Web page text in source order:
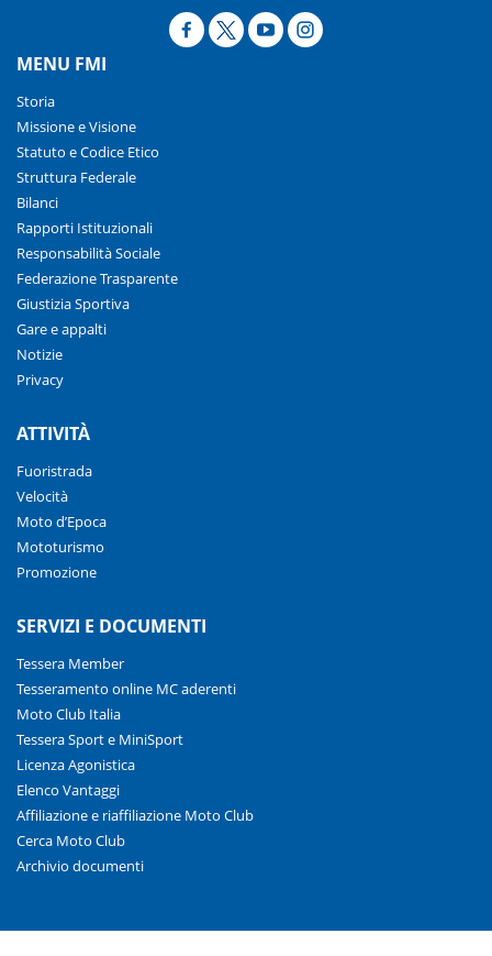
MENU FMI
Storia
Missione e Visione
Statuto e Codice Etico
Struttura Federale
Bilanci
Rapporti Istituzionali
Responsabilità Sociale
Federazione Trasparente
Giustizia Sportiva
Gare e appalti
Notizie
Privacy
ATTIVITÀ
Fuoristrada
Velocità
Moto d’Epoca
Mototurismo
Promozione
SERVIZI E DOCUMENTI
Tessera Member
Tesseramento online MC aderenti
Moto Club Italia
Tessera Sport e MiniSport
Licenza Agonistica
Elenco Vantaggi
Affiliazione e riaffiliazione Moto Club
Cerca Moto Club
Archivio documenti